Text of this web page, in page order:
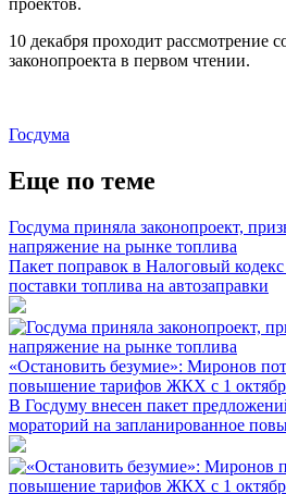
10 декабря проходит рассмотрение
законопроекта в первом чтении.
Госдума
Еще по теме
Госдума приняла законопроект,
напряжение на рынке топлива
Пакет поправок в Налоговый
поставки топлива на автозаправки
«Остановить безумие»: Миронов
повышение тарифов ЖКХ с 1
В Госдуму внесен пакет
мораторий на запланированное